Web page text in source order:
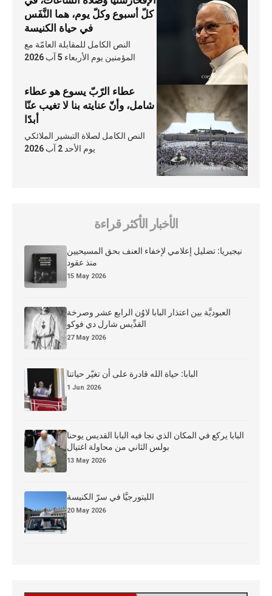
كلّ أسبوع وكلّ يوم، هما النَّفَس
في حياة الكنيسة
النص الكامل للمقابلة العامّة مع
المؤمنين يوم الأربعاء 5 آب 2026
عطاء الرّبّ يسوع هو عطاء
شامل، وأنّ عنايته بنا لا تغيب عنّا
أبدًا
النص الكامل لصلاة التبشير الملائكي
يوم الأحد 2 آب 2026
الأخبار الأكثر قراءة
نيجيريا: تضليل إعلامي لإخفاء العنف بحق المسيحيين
منذ عقود
15 May 2026
العبوديَّة بين اعتذار البابا لاوُن الرابع عشر وصرخة
القدِّيس شارل دي فوكو
27 May 2026
البابا: حياة الله قادرة على أن تغيّر حياتنا
1 Jun 2026
البابا يركع في المكان الذي نجا فيه البابا القديس يوحنا
بولس الثاني من محاولة اغتيال
13 May 2026
الليتورجيَّا في سرّ الكنيسة
20 May 2026